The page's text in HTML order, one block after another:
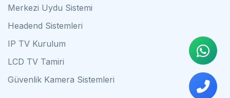
Merkezi Uydu Sistemi
Headend Sistemleri
IP TV Kurulum
LCD TV Tamiri
Güvenlik Kamera Sistemleri